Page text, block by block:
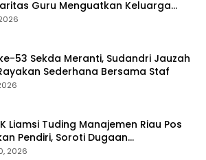
Guru Menguatkan Keluarga
53 Sekda Meranti, Sudandri Jauzah
Sederhana Bersama Staf
Liamsi Tuding Manajemen Riau Pos
Pendiri, Soroti Dugaan
Aset
2026